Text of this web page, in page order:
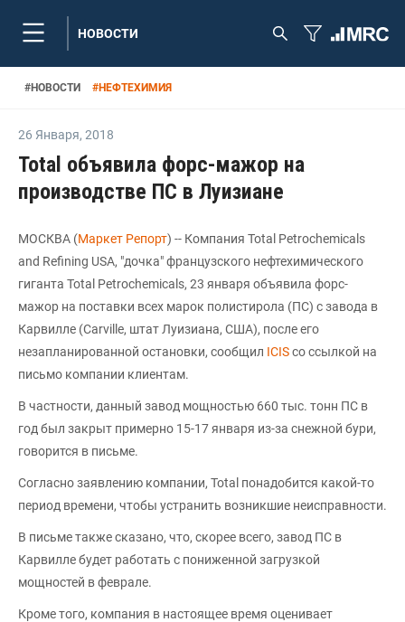
НОВОСТИ
#НОВОСТИ #НЕФТЕХИМИЯ
26 Января, 2018
Total объявила форс-мажор на
производстве ПС в Луизиане
МОСКВА (Маркет Репорт) -- Компания Total Petrochemicals
and Refining USA, "дочка" французского нефтехимического
гиганта Total Petrochemicals, 23 января объявила форс-
мажор на поставки всех марок полистирола (ПС) с завода в
Карвилле (Carville, штат Луизиана, США), после его
незапланированной остановки, сообщил ICISсо ссылкой на
письмо компании клиентам.
В частности, данный завод мощностью 660 тыс. тонн ПС в
год был закрыт примерно 15-17 января из-за снежной бури,
говорится в письме.
Согласно заявлению компании, Total понадобится какой-то
период времени, чтобы устранить возникшие неисправности.
В письме также сказано, что, скорее всего, завод ПС в
Карвилле будет работать с пониженной загрузкой
мощностей в феврале.
Кроме того, компания в настоящее время оценивает